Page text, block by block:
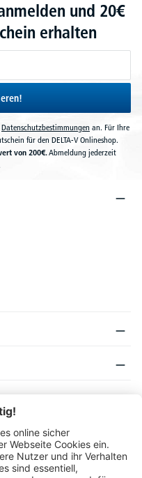
und 20€
erhalten
Datenschutzbestimmungen an. Für Ihre
für den DELTA-V Onlineshop.
von 200€.Abmeldung jederzeit